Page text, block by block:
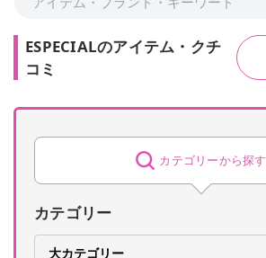
ESPECIALのアイテム・クチ
コミ
カテゴリーから探す
カテゴリー